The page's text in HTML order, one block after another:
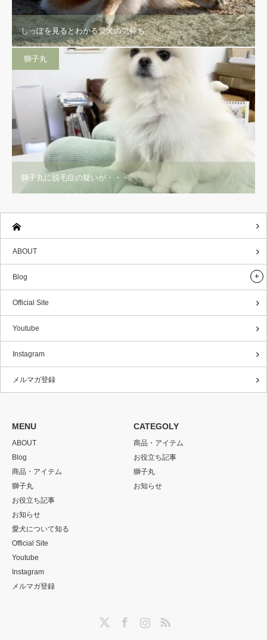
しっぽを見るとわかる愛犬の気持ち
獅子丸
獅子丸に脱毛症の疑いが・・・
ABOUT
Blog
Official Site
Youtube
Instagram
メルマガ登録
MENU
ABOUT
Blog
商品・アイテム
獅子丸
お役立ち記事
お知らせ
愛犬について知る
Official Site
Youtube
Instagram
メルマガ登録
CATEGOLY
商品・アイテム
お役立ち記事
獅子丸
お知らせ
InstagramRSS